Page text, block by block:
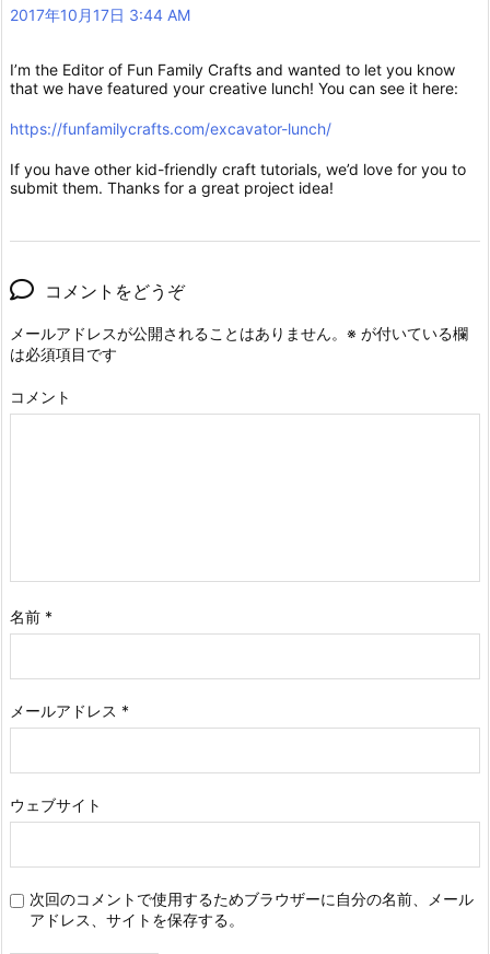
2017年10月17日 3:44 AM
I’m the Editor of Fun Family Crafts and wanted to let you know
that we have featured your creative lunch! You can see it here:
https://funfamilycrafts.com/excavator-lunch/
If you have other kid-friendly craft tutorials, we’d love for you to
submit them. Thanks for a great project idea!
コメントをどうぞ
メールアドレスが公開されることはありません。 ※ が付いている欄
は必須項目です
コメント
名前 *
メールアドレス *
ウェブサイト
次回のコメントで使用するためブラウザーに自分の名前、メール
アドレス、サイトを保存する。